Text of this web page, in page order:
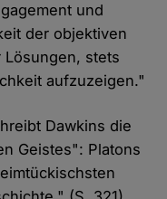
und
der objektiven
stets
aufzuzeigen."
Dawkins die
Geistes": Platons